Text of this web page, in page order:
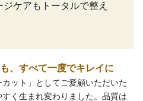
ケアもトータルで整え
、すべて一度でキレイに
ット」としてご愛顧いただいた
く生まれ変わりました。品質は